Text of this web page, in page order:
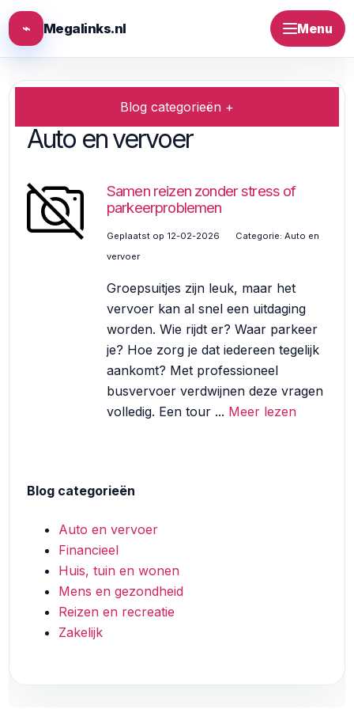
⌁ Megalinks.nl Menu
Blog categorieën +
Auto en vervoer
Samen reizen zonder stress of
parkeerproblemen
Geplaatst op 12-02-2026 Categorie: Auto en
vervoer
Groepsuitjes zijn leuk, maar het
vervoer kan al snel een uitdaging
worden. Wie rijdt er? Waar parkeer
je? Hoe zorg je dat iedereen tegelijk
aankomt? Met professioneel
busvervoer verdwijnen deze vragen
volledig. Een tour ... Meer lezen
Blog categorieën
Auto en vervoer
Financieel
Huis, tuin en wonen
Mens en gezondheid
Reizen en recreatie
Zakelijk